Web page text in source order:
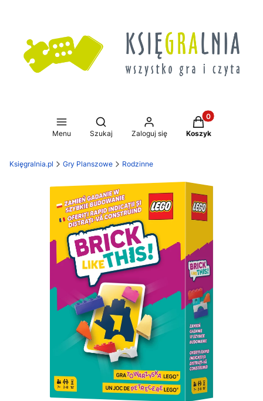
Menu
Otwórz wyszukiwarkę
Szukaj Zaloguj się
Produkty w
Koszyk
Księgralnia.pl Gry Planszowe Rodzinne